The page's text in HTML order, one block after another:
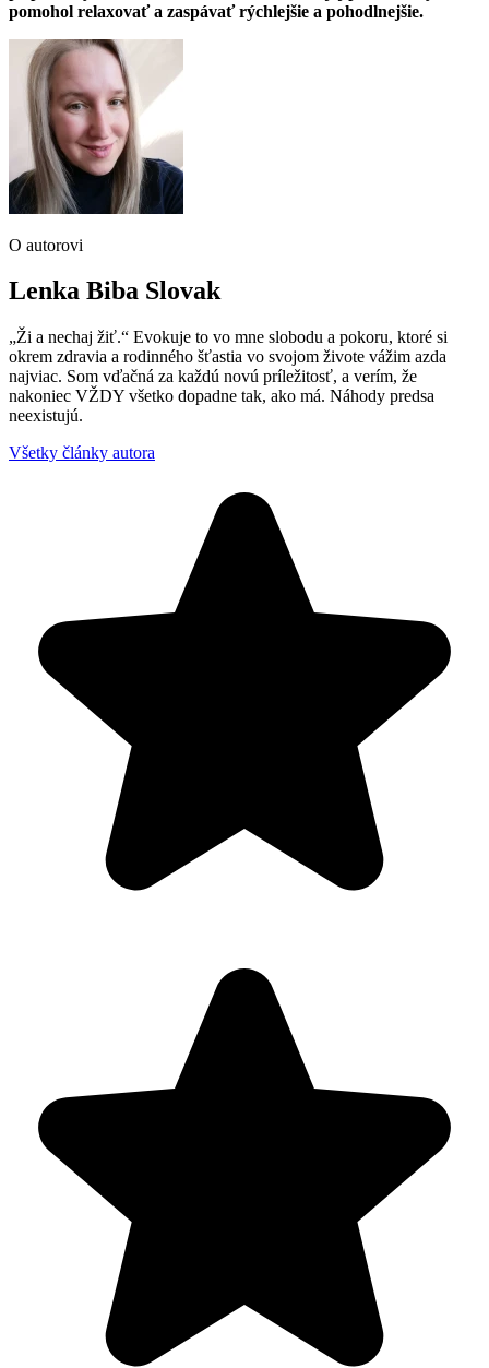
pomohol relaxovať a zaspávať rýchlejšie a pohodlnejšie.
O autorovi
Lenka Biba Slovak
„Ži a nechaj žiť.“ Evokuje to vo mne slobodu a pokoru, ktoré si
okrem zdravia a rodinného šťastia vo svojom živote vážim azda
najviac. Som vďačná za každú novú príležitosť, a verím, že
nakoniec VŽDY všetko dopadne tak, ako má. Náhody predsa
neexistujú.
Všetky články autora